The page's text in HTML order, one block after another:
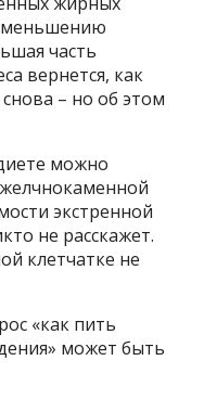
часть
вернется, как
– но об этом
можно
экстренной
не расскажет.
клетчатке не
«как пить
может быть